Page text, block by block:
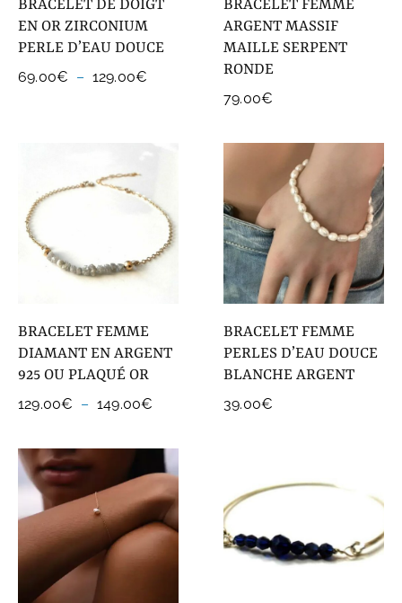
BRACELET DE DOIGT
EN OR ZIRCONIUM
PERLE D’EAU DOUCE
69.00€ – 129.00€
BRACELET FEMME
ARGENT MASSIF
MAILLE SERPENT
RONDE
79.00€
BRACELET FEMME
DIAMANT EN ARGENT
925 OU PLAQUÉ OR
129.00€ – 149.00€
129.00€
à
149.00€
BRACELET FEMME
PERLES D’EAU DOUCE
BLANCHE ARGENT
39.00€